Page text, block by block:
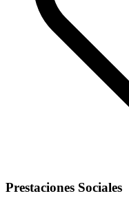
Prestaciones Sociales